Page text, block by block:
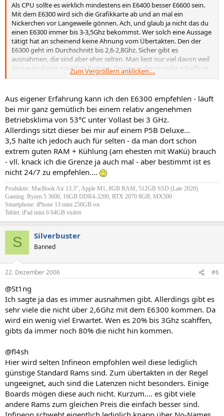
Als CPU sollte es wirklich mindestens ein E6400 besser E6600 sein.
Mit dem E6300 wird sich die Grafikkarte ab und an mal ein
Nickerchen vor Langeweile gönnen. Ach, und glaub ja nicht das du
einen E6300 immer bis 3-3,5Ghz bekommst. Wer solch eine Aussage
tätigt hat an scheinend keine Ahnung vom Übertakten. Den der
E6300 geht im Durchschnitt bis 2,6-2,8Ghz. Sicher gibt es
ausnahmen, die sind aber eher selten. Man liest nur viel davon weil
die Leute damit natürlich Prahlen. Derjenige der es nicht schafft ist
nämlich still. Wir hatten schon einige Cores hier und selbst ein E6600
Kühlung oder Board.
Zum Vergrößern anklicken....
Aus eigener Erfahrung kann ich den E6300 empfehlen - läuft
bei mir ganz gemütlich bei einem relativ angenehmen
Betriebsklima von 53°C unter Vollast bei 3 GHz.
Allerdings sitzt dieser bei mir auf einem P5B Deluxe...
3,5 halte ich jedoch auch für selten - da man dort schon
extrem guten RAM + Kühlung (am ehesten mit WaKü) brauch
- vll. knack ich die Grenze ja auch mal - aber bestimmt ist es
nicht 24/7 zu empfehlen....
Produktiv: MacBook Air 13.3", Apple M1, 8GB RAM, 512GB SSD (Late 2020)
Gaming: Ryzen 5 3600, 16GB DDR4-3200, RTX 2070 8GB, MX500
Smartphone: iPhone 13 mini 256GB rot
Tablet: iPad mini 6 64GB violett
S Silverbuster
Banned
22. Dezember 2006 #6
@St1ng
Ich sagte ja das es immer ausnahmen gibt. Allerdings gibt es
sehr viele die nicht über 2,6Ghz mit dem E6300 kommen. Da
wird ein wenig viel Erwartet. Wen es 20% bis 3Ghz scahffen,
gibts da immer noch 80% die nicht hin kommen.
@fl4sh
Hier wird selten Infineon empfohlen weil diese lediglich
günstige Standard Rams sind. Zum übertakten in der Regel
ungeeignet, auch sind die Latenzen nicht besonders. Einige
Boards mögen diese auch nicht. Kurzum.... es gibt viele
andere Rams zum gleichen Preis die einfach besser sind.